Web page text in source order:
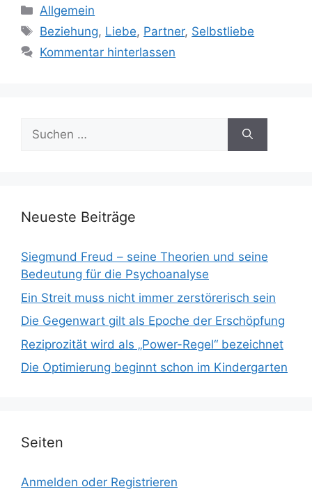
Kategorien
Allgemein
Schlagwörter
Beziehung, Liebe, Partner, Selbstliebe
Kommentar hinterlassen
Suchen
nach:
Neueste Beiträge
Siegmund Freud – seine Theorien und seine
Bedeutung für die Psychoanalyse
Ein Streit muss nicht immer zerstörerisch sein
Die Gegenwart gilt als Epoche der Erschöpfung
Reziprozität wird als „Power-Regel“ bezeichnet
Die Optimierung beginnt schon im Kindergarten
Seiten
Anmelden oder Registrieren